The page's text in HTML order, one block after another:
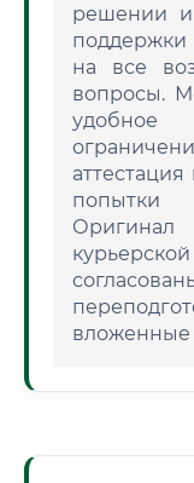
решении
на все
вопросы.
удобное
вложенные